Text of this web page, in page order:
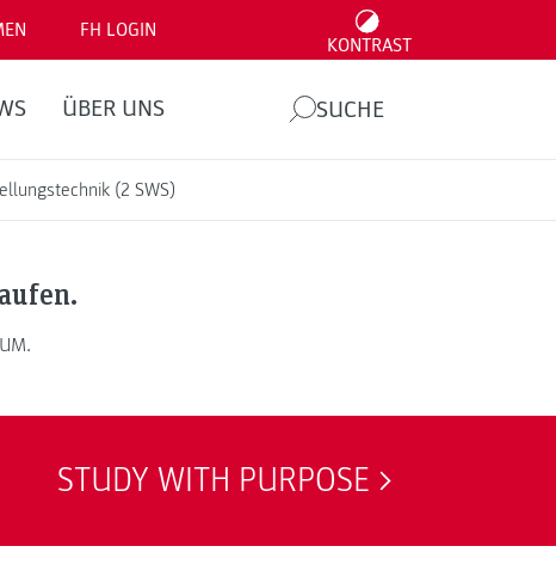
FH LOGIN
KONTRAST
ÜBER UNS SUCHE
(2 SWS)
STUDY WITH PURPOSE